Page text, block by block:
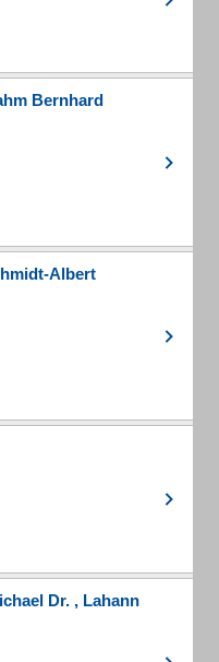
Bernhard
Albert
Dr. , Lahann